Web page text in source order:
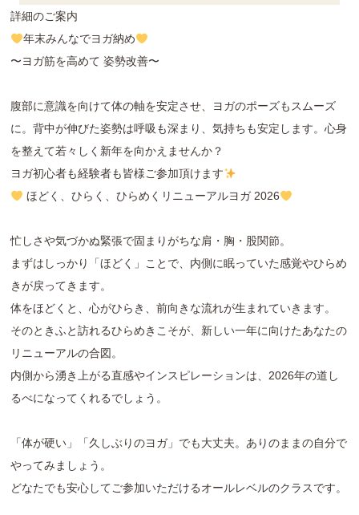
詳細のご案内
年末みんなでヨガ納め
〜ヨガ筋を高めて 姿勢改善〜
腹部に意識を向けて体の軸を安定させ、ヨガのポーズもスムーズ
に。背中が伸びた姿勢は呼吸も深まり、気持ちも安定します。心身
を整えて若々しく新年を向かえませんか？
ヨガ初心者も経験者も皆様ご参加頂けます
ほどく、ひらく、ひらめくリニューアルヨガ 2026
忙しさや気づかぬ緊張で固まりがちな肩・胸・股関節。
まずはしっかり「ほどく」ことで、内側に眠っていた感覚やひらめ
きが戻ってきます。
体をほどくと、心がひらき、前向きな流れが生まれていきます。
そのときふと訪れるひらめきこそが、新しい一年に向けたあなたの
リニューアルの合図。
内側から湧き上がる直感やインスピレーションは、2026年の道し
るべになってくれるでしょう。
「体が硬い」「久しぶりのヨガ」でも大丈夫。ありのままの自分で
やってみましょう。
どなたでも安心してご参加いただけるオールレベルのクラスです。